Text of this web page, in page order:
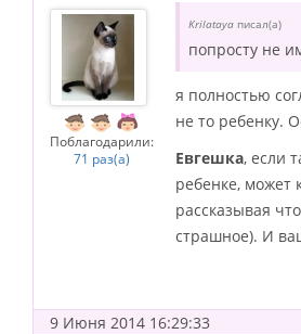
Поблагодарили:
71 раз(а)
Krilataya писал(а)
попросту не
я полностью
не то ребенку.
Евгешка, если
ребенке, может
рассказывая
страшное). И
9 Июня 2014 16:29:33